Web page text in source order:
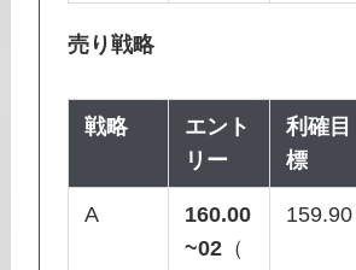
売り戦略
戦略
エント
リー
利確目
標
A
160.00
~02 （
159.90